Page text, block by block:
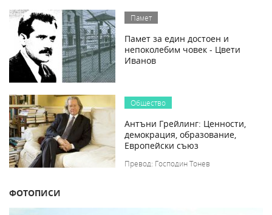
Памет
Памет за един достоен и
непоколебим човек - Цвети
Иванов
Общество
Антъни Грейлинг: Ценности,
демокрация, образование,
Европейски съюз
Превод: Господин Тонев
ФОТОПИСИ